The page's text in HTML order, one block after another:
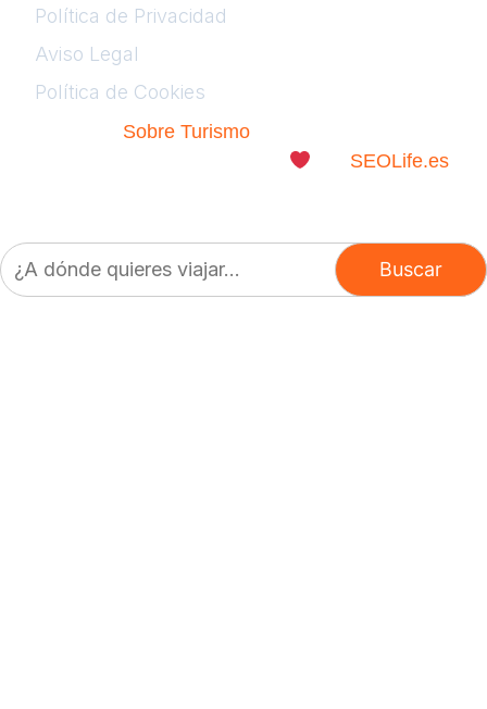
Política de Privacidad
Aviso Legal
Política de Cookies
Sobre Turismo
SEOLife.es
Buscar: